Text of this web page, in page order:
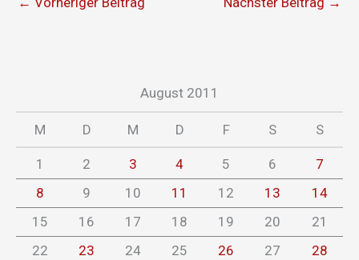
August 2011
M D M D F S S
1 2 3 4 5 6
7
8
9 10 11 12 13
14
15
16 17 18 19 20
21
22
23 24 25 26 27
28